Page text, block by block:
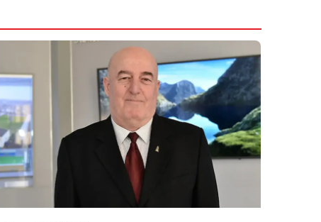
Müqavilə olmasa da, müəllif qonorarı
ödənilməlidir
7 Avqust 2026